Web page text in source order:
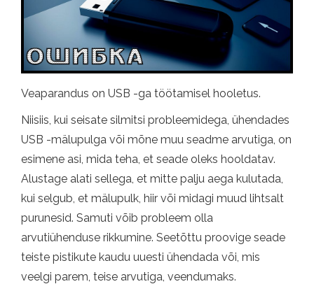
Veaparandus on USB -ga töötamisel hooletus.
Niisiis, kui seisate silmitsi probleemidega, ühendades
USB -mälupulga või mõne muu seadme arvutiga, on
esimene asi, mida teha, et seade oleks hooldatav.
Alustage alati sellega, et mitte palju aega kulutada,
kui selgub, et mälupulk, hiir või midagi muud lihtsalt
purunesid. Samuti võib probleem olla
arvutiühenduse rikkumine. Seetõttu proovige seade
teiste pistikute kaudu uuesti ühendada või, mis
veelgi parem, teise arvutiga, veendumaks.